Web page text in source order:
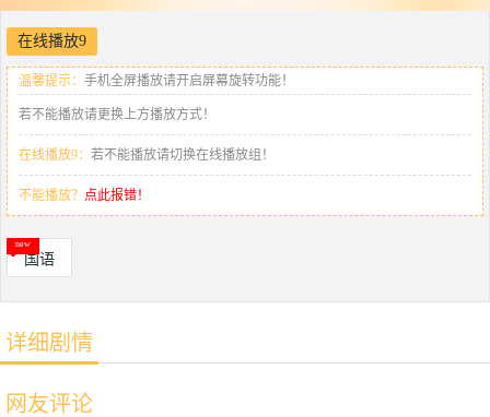
在线播放9
温馨提示： 手机全屏播放请开启屏幕旋转功能！
若不能播放请更换上方播放方式！
在线播放9： 若不能播放请切换在线播放组！
不能播放？ 点此报错！
国语
详细剧情
网友评论